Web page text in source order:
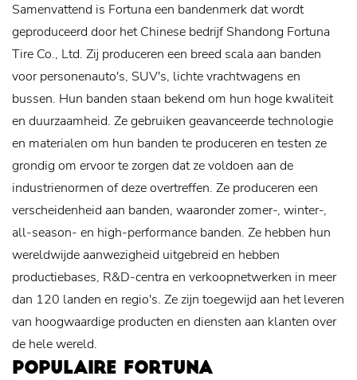
Samenvattend is Fortuna een bandenmerk dat wordt
geproduceerd door het Chinese bedrijf Shandong Fortuna
Tire Co., Ltd. Zij produceren een breed scala aan banden
voor personenauto's, SUV's, lichte vrachtwagens en
bussen. Hun banden staan ​​bekend om hun hoge kwaliteit
en duurzaamheid. Ze gebruiken geavanceerde technologie
en materialen om hun banden te produceren en testen ze
grondig om ervoor te zorgen dat ze voldoen aan de
industrienormen of deze overtreffen. Ze produceren een
verscheidenheid aan banden, waaronder zomer-, winter-,
all-season- en high-performance banden. Ze hebben hun
wereldwijde aanwezigheid uitgebreid en hebben
productiebases, R&D-centra en verkoopnetwerken in meer
dan 120 landen en regio's. Ze zijn toegewijd aan het leveren
van hoogwaardige producten en diensten aan klanten over
de hele wereld.
POPULAIRE FORTUNA